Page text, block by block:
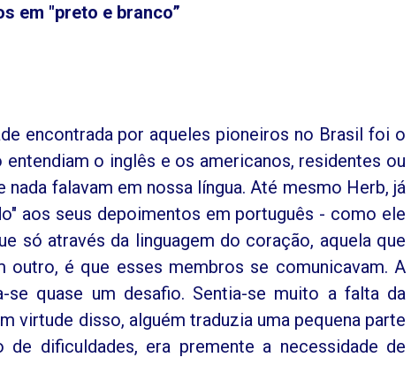
em "preto e branco”
encontrada por aqueles pioneiros no Brasil foi o
o inglês e os americanos, residentes ou
falavam em nossa língua. Até mesmo Herb, já
aos seus depoimentos em português - como ele
só através da linguagem do coração, aquela que
é que esses membros se comunicavam. A
se quase um desafio. Sentia-se muito a falta da
virtude disso, alguém traduzia uma pequena parte
dificuldades, era premente a necessidade de